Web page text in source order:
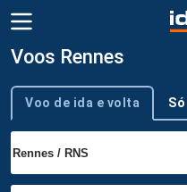
Voos Rennes
Tipo de viagem
Voo de ida e volta